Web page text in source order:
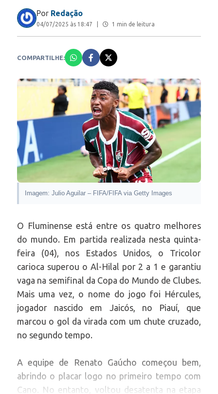
Por Redação
04/07/2025 às 18:47 1 min de leitura
COMPARTILHE:
Imagem: Julio Aguilar – FIFA/FIFA via Getty Images
O Fluminense está entre os quatro melhores
do mundo. Em partida realizada nesta quinta-
feira (04), nos Estados Unidos, o Tricolor
carioca superou o Al-Hilal por 2 a 1 e garantiu
vaga na semifinal da Copa do Mundo de Clubes.
Mais uma vez, o nome do jogo foi Hércules,
jogador nascido em Jaicós, no Piauí, que
marcou o gol da virada com um chute cruzado,
no segundo tempo.
A equipe de Renato Gaúcho começou bem,
abrindo o placar logo no primeiro tempo com
Cano. No entanto, voltou desatenta na etapa